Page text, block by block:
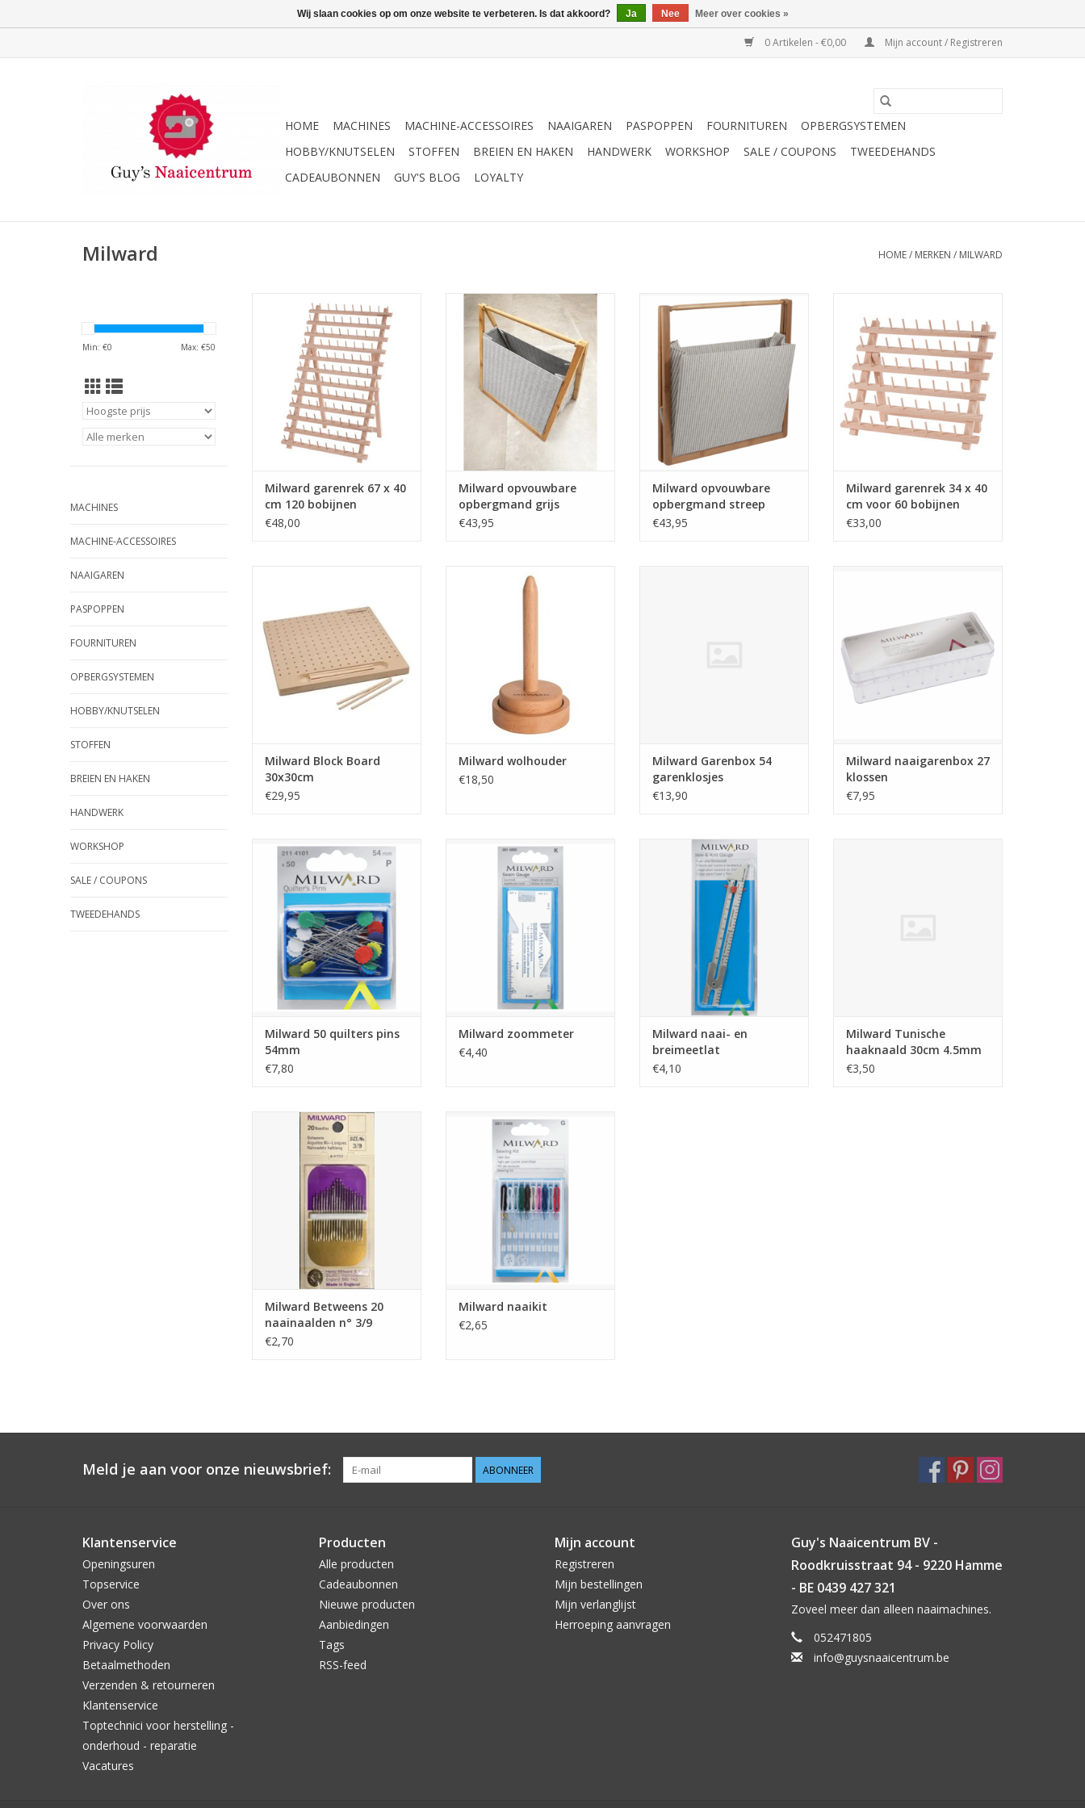
0 Artikelen - €0,00 Mijn account / Registreren
HOME MACHINES MACHINE-ACCESSOIRES NAAIGAREN PASPOPPEN FOURNITUREN
OPBERGSYSTEMEN
HOBBY/KNUTSELEN
STOFFEN BREIEN EN HAKEN HANDWERK WORKSHOP SALE / COUPONS
TWEEDEHANDS
CADEAUBONNEN
GUY'S BLOG LOYALTY
Milward HOME/ MERKEN / MILWARD
Min: €0 Max: €50
MACHINES
MACHINE-ACCESSOIRES
NAAIGAREN
PASPOPPEN
FOURNITUREN
OPBERGSYSTEMEN
HOBBY/KNUTSELEN
STOFFEN
BREIEN EN HAKEN
HANDWERK
WORKSHOP
SALE / COUPONS
TWEEDEHANDS
Milward garenrek 67 x 40 cm 120
bobijnen
TOEVOEGEN AAN WINKELWAGEN
Milward garenrek 67 x 40
cm 120 bobijnen
€48,00
Milward opvouwbare
opbergmand grijs
Milward opvouwbare
opbergmand grijs
€43,95
Milward opvouwbare
Milward opvouwbare
opbergmand streep
€43,95
voor 60 bobijnen
TOEVOEGEN AAN WINKELWAGEN
Milward garenrek 34 x 40
cm voor 60 bobijnen
€33,00
Milward Block Board
30x30cm
€29,95
Milward wolhouder
Milward wolhouder
€18,50
Milward Garenbox 54
garenklosjes
€13,90
Milward naaigarenbox 27
klossen
€7,95
Milward 50 quilters pins 54mm
TOEVOEGEN AAN WINKELWAGEN
Milward 50 quilters pins
54mm
€7,80
Milward zoommeter
TOEVOEGEN AAN WINKELWAGEN
Milward zoommeter
€4,40
Milward naai- en breimeetlat
TOEVOEGEN AAN WINKELWAGEN
Milward naai- en
breimeetlat
€4,10
Milward Tunische
haaknaald 30cm 4.5mm
€3,50
Milward Betweens 20
naainaalden n° 3/9
TOEVOEGEN AAN WINKELWAGEN
Milward Betweens 20
naainaalden n° 3/9
€2,70
Milward naaikit
TOEVOEGEN AAN WINKELWAGEN
Milward naaikit
€2,65
Meld je aan voor onze nieuwsbrief: ABONNEER
Klantenservice
Openingsuren
Topservice
Over ons
Algemene voorwaarden
Privacy Policy
Betaalmethoden
Verzenden & retourneren
Klantenservice
Toptechnici voor herstelling -
onderhoud - reparatie
Vacatures
Producten
Alle producten
Cadeaubonnen
Nieuwe producten
Aanbiedingen
Tags
RSS-feed
Mijn account
Registreren
Mijn bestellingen
Mijn verlanglijst
Herroeping aanvragen
Guy's Naaicentrum BV -
Roodkruisstraat 94 - 9220 Hamme
- BE 0439 427 321
Zoveel meer dan alleen naaimachines.
052471805
info@guysnaaicentrum.be
Wij slaan cookies op om onze website te verbeteren. Is dat akkoord? Ja Nee Meer over cookies »